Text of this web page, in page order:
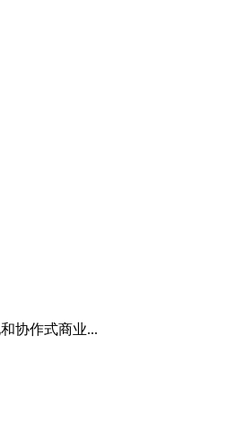
协作式商业...